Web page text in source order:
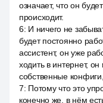
означает, что он
происходит.
6: И ничего не
будет постоянно
ассистент, он уже
ходить в интернет,
собственные
7: Потому что это
конечно же, в нём